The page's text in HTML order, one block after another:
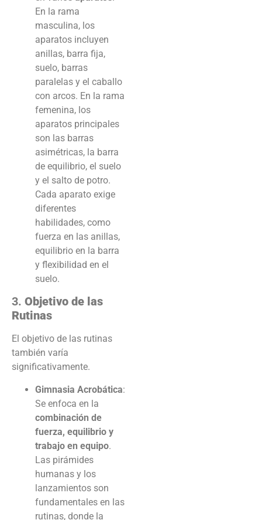
En la rama
masculina, los
aparatos incluyen
anillas, barra fija,
suelo, barras
paralelas y el caballo
con arcos. En la rama
femenina, los
aparatos principales
son las barras
asimétricas, la barra
de equilibrio, el suelo
y el salto de potro.
Cada aparato exige
diferentes
habilidades, como
fuerza en las anillas,
equilibrio en la barra
y flexibilidad en el
suelo.
3. Objetivo de las
Rutinas
El objetivo de las rutinas
también varía
significativamente.
Gimnasia Acrobática:
Se enfoca en la
combinación de
fuerza, equilibrio y
trabajo en equipo.
Las pirámides
humanas y los
lanzamientos son
fundamentales en las
rutinas, donde la